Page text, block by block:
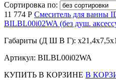
Сортировка по:
11 774 Р Смеситель для ванны
BILBL00i02WA (без душ.
Габариты (Д Ш В Г):
Артикул: BILBL00i02WA
КУПИТЬ В КОРЗИНЕ В